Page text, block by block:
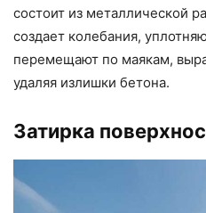
состоит из металлической
создает колебания,
перемещают по маякам,
удаляя излишки бетона.
Затирка